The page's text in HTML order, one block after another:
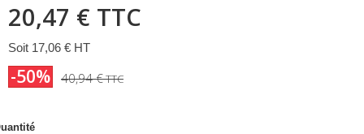
20,47 € TTC
Soit 17,06 € HT
-50% 40,94 €TTC